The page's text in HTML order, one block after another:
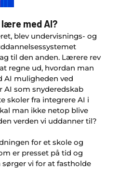
med AI?
blev undervisnings- og
til den anden. Lærere rev
regne ud, hvordan man
AI muligheden ved
AI som snyderedskab
skoler fra integrere AI i
man ikke netop blive
verden vi uddanner til?
for et skole og
er presset på tid og
vi for at fastholde